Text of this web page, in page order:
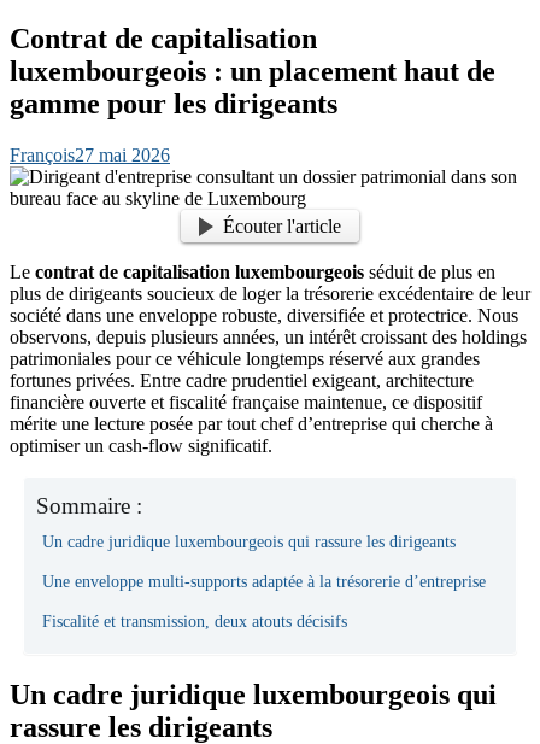
Contrat de capitalisation
luxembourgeois : un placement haut de
gamme pour les dirigeants
François27 mai 2026
Écouter l'article
Le contrat de capitalisation luxembourgeois séduit de plus en
plus de dirigeants soucieux de loger la trésorerie excédentaire de leur
société dans une enveloppe robuste, diversifiée et protectrice. Nous
observons, depuis plusieurs années, un intérêt croissant des holdings
patrimoniales pour ce véhicule longtemps réservé aux grandes
fortunes privées. Entre cadre prudentiel exigeant, architecture
financière ouverte et fiscalité française maintenue, ce dispositif
mérite une lecture posée par tout chef d’entreprise qui cherche à
optimiser un cash-flow significatif.
Sommaire :
Un cadre juridique luxembourgeois qui rassure les dirigeants
Une enveloppe multi-supports adaptée à la trésorerie d’entreprise
Fiscalité et transmission, deux atouts décisifs
Un cadre juridique luxembourgeois qui
rassure les dirigeants